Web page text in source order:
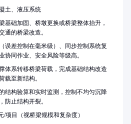
土、液压系统
基础加固、桥墩更换或桥梁整体抬升，
通的桥梁改造。
误差控制在毫米级）、同步控制系统复
协同作业、安全风险等级高。
体系转移桥梁荷载，完成基础结构改造
载至新结构。
结构验算和实时监测，控制不均匀沉降
防止结构开裂。
/项目（视桥梁规模和复杂度）